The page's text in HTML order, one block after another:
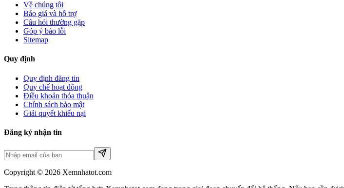
Về chúng tôi
Báo giá và hỗ trợ
Câu hỏi thường gặp
Góp ý báo lỗi
Sitemap
Quy định
Quy định đăng tin
Quy chế hoạt động
Điều khoản thỏa thuận
Chính sách bảo mật
Giải quyết khiếu nại
Đăng ký nhận tin
Copyright © 2026 Xemnhatot.com